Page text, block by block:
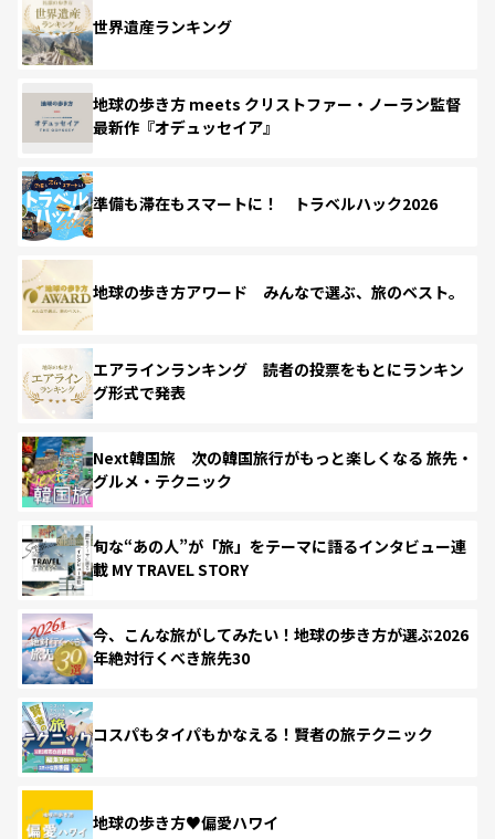
世界遺産ランキング
地球の歩き方 meets クリストファー・ノーラン監督
最新作『オデュッセイア』
準備も滞在もスマートに！ トラベルハック2026
地球の歩き方アワード みんなで選ぶ、旅のベスト。
エアラインランキング 読者の投票をもとにランキン
グ形式で発表
Next韓国旅 次の韓国旅行がもっと楽しくなる 旅先・
グルメ・テクニック
旬な“あの人”が「旅」をテーマに語るインタビュー連
載 MY TRAVEL STORY
今、こんな旅がしてみたい！地球の歩き方が選ぶ2026
年絶対行くべき旅先30
コスパもタイパもかなえる！賢者の旅テクニック
地球の歩き方♥偏愛ハワイ